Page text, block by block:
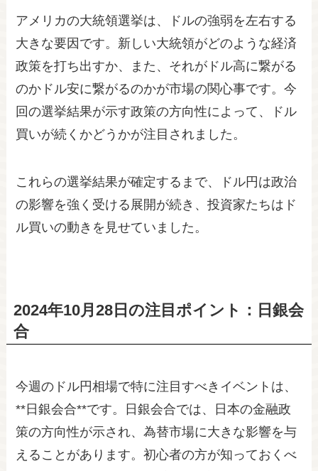
アメリカの大統領選挙は、ドルの強弱を左右する
大きな要因です。新しい大統領がどのような経済
政策を打ち出すか、また、それがドル高に繋がる
のかドル安に繋がるのかが市場の関心事です。今
回の選挙結果が示す政策の方向性によって、ドル
買いが続くかどうかが注目されました。
これらの選挙結果が確定するまで、ドル円は政治
の影響を強く受ける展開が続き、投資家たちはド
ル買いの動きを見せていました。
2024年10月28日の注目ポイント：日銀会
合
今週のドル円相場で特に注目すべきイベントは、
**日銀会合**です。日銀会合では、日本の金融政
策の方向性が示され、為替市場に大きな影響を与
えることがあります。初心者の方が知っておくべ